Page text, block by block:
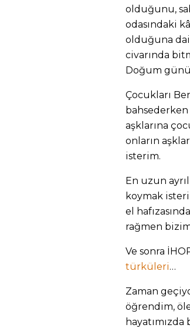
olduğunu,
odasındaki
olduğuna
civarında
Doğum
Çocukları
bahsederken
aşklarına
onların
isterim.
En uzun
koymak
el
rağmen
Ve sonra
türküleri…
Zaman
öğrendim,